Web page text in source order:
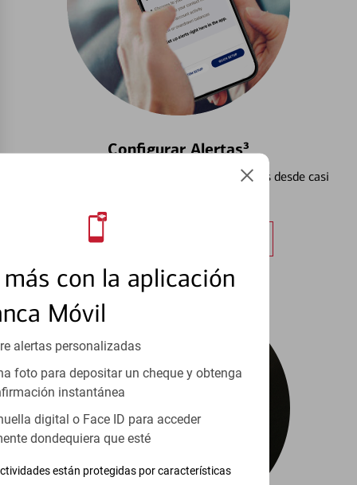
con la aplicación
Móvil
alertas personalizadas
foto para depositar un cheque y obtenga
instantánea
digital o Face ID para acceder
dondequiera que esté
están protegidas por características
Configurar Alertas³
Vea cómo mantener el control de sus finanzas desde casi
Obtener más información